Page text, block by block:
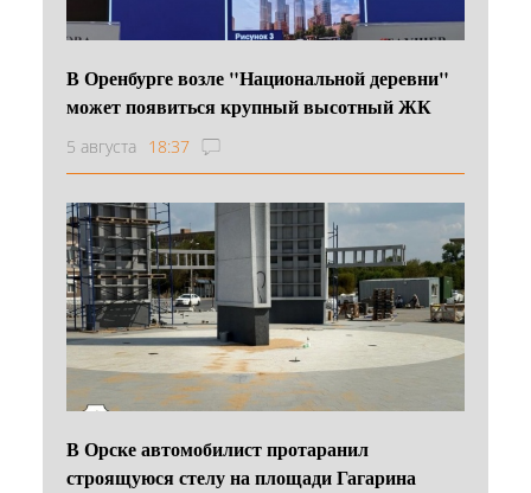
В Оренбурге возле "Национальной деревни"
может появиться крупный высотный ЖК
5 августа 18:37
В Орске автомобилист протаранил
строящуюся стелу на площади Гагарина